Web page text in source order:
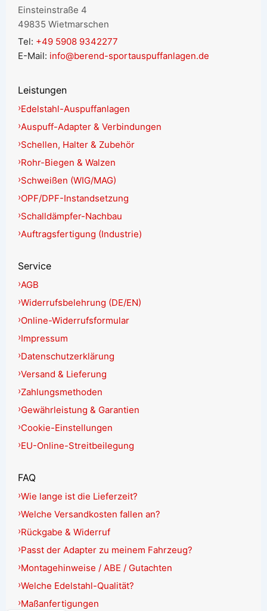
Einsteinstraße 4
49835 Wietmarschen
Tel: +49 5908 9342277
E-Mail: info@berend-sportauspuffanlagen.de
Leistungen
Edelstahl-Auspuffanlagen
Auspuff-Adapter & Verbindungen
Schellen, Halter & Zubehör
Rohr-Biegen & Walzen
Schweißen (WIG/MAG)
OPF/DPF-Instandsetzung
Schalldämpfer-Nachbau
Auftragsfertigung (Industrie)
Service
AGB
Widerrufsbelehrung (DE/EN)
Online-Widerrufsformular
Impressum
Datenschutzerklärung
Versand & Lieferung
Zahlungsmethoden
Gewährleistung & Garantien
Cookie-Einstellungen
EU-Online-Streitbeilegung
FAQ
Wie lange ist die Lieferzeit?
Welche Versandkosten fallen an?
Rückgabe & Widerruf
Passt der Adapter zu meinem Fahrzeug?
Montagehinweise / ABE / Gutachten
Welche Edelstahl-Qualität?
Maßanfertigungen
English